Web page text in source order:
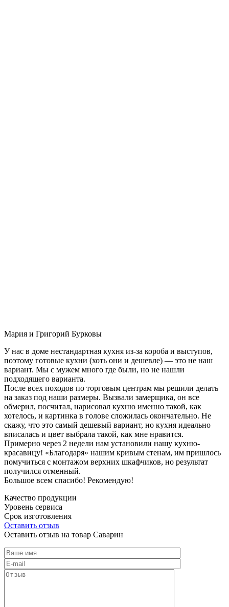
Мария и Григорий Бурковы
У нас в доме нестандартная кухня из-за короба и выступов,
поэтому готовые кухни (хоть они и дешевле) — это не наш
вариант. Мы с мужем много где были, но не нашли
подходящего варианта.
После всех походов по торговым центрам мы решили делать
на заказ под наши размеры. Вызвали замерщика, он все
обмерил, посчитал, нарисовал кухню именно такой, как
хотелось, и картинка в голове сложилась окончательно. Не
скажу, что это самый дешевый вариант, но кухня идеально
вписалась и цвет выбрала такой, как мне нравится.
Примерно через 2 недели нам установили нашу кухню-
красавицу! «Благодаря» нашим кривым стенам, им пришлось
помучиться с монтажом верхних шкафчиков, но результат
получился отменный.
Большое всем спасибо! Рекомендую!
Качество продукции
Уровень сервиса
Срок изготовления
Оставить отзыв
Оставить отзыв на товар Саварин